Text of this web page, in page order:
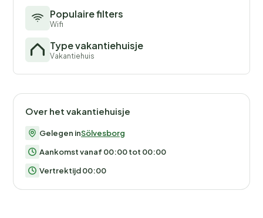
Populaire filters
Wifi
Type vakantiehuisje
Vakantiehuis
Over het vakantiehuisje
Gelegen inSölvesborg
Aankomst vanaf 00:00 tot 00:00
Vertrektijd 00:00